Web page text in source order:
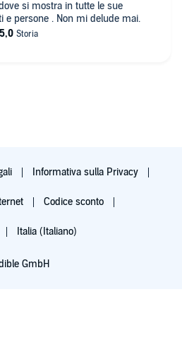
e persone . Non mi delude mai.
Informativa sulla Privacy
Codice sconto
Italia (Italiano)
GmbH